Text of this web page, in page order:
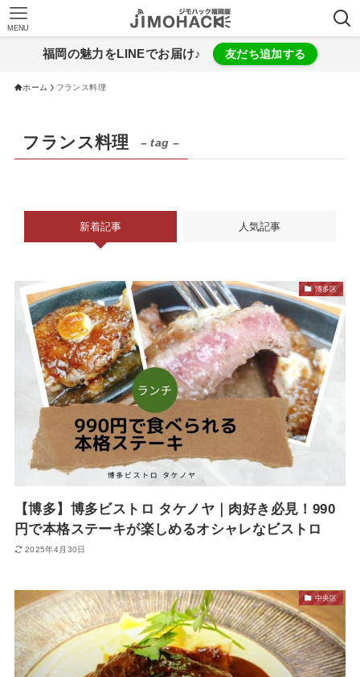
MENU
福岡の魅力をLINEでお届け♪ 友だち追加する
ホーム フランス料理
フランス料理 – tag –
新着記事 人気記事
博多区
【博多】博多ビストロ タケノヤ｜肉好き必見！990
円で本格ステーキが楽しめるオシャレなビストロ
2025年4月30日
中央区